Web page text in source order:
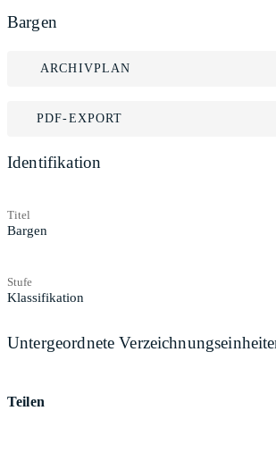
Bargen
ARCHIVPLAN
PDF-EXPORT
Identifikation
Titel
Bargen
Stufe
Klassifikation
Untergeordnete
Teilen